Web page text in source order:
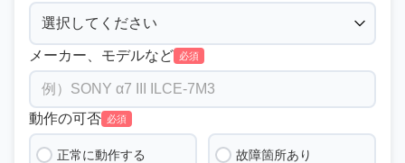
メーカー、モデルなど 必須
動作の可否 必須
正常に動作する 故障箇所あり